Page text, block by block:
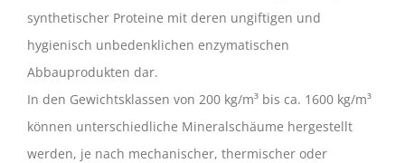
synthetischer Proteine mit deren ungiftigen und
hygienisch unbedenklichen enzymatischen
Abbauprodukten dar.
In den Gewichtsklassen von 200 kg/m³ bis ca. 1600 kg/m³
können unterschiedliche Mineralschäume hergestellt
werden, je nach mechanischer, thermischer oder